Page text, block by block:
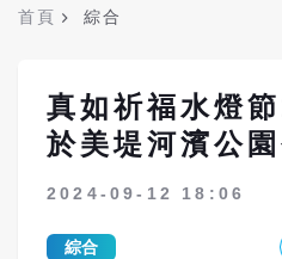
首頁 綜合
真如祈福水燈
於美堤河濱公
2024-09-12 18:06
綜合